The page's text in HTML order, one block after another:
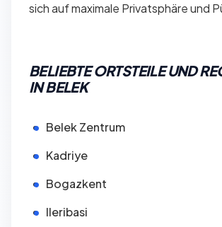
sich auf maximale Privatsphäre und
BELIEBTE ORTSTEILE UND
IN BELEK
Belek Zentrum
Kadriye
Bogazkent
Ileribasi